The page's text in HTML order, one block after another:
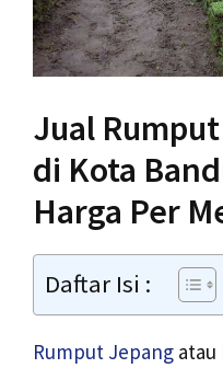
Jual
di Kota
Harga Per
Daftar Isi :
Rumput Jepang atau